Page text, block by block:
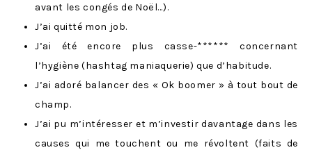
avant les congés de Noël…).
J’ai quitté mon job.
J’ai été encore plus casse-****** concernant
l’hygiène (hashtag maniaquerie) que d’habitude.
J’ai adoré balancer des « Ok boomer » à tout bout de
champ.
J’ai pu m’intéresser et m’investir davantage dans les
causes qui me touchent ou me révoltent (faits de